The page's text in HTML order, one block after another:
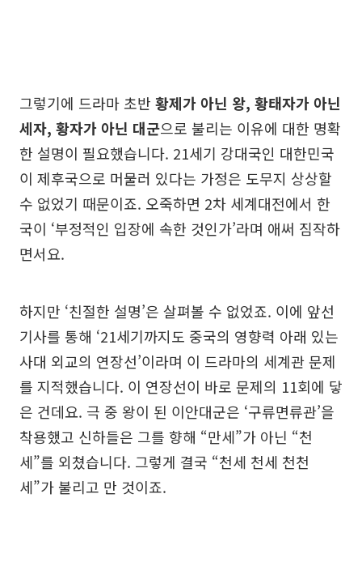
그렇기에 드라마 초반 황제가 아닌 왕, 황태자가 아닌
세자, 황자가 아닌 대군으로 불리는 이유에 대한 명확
한 설명이 필요했습니다. 21세기 강대국인 대한민국
이 제후국으로 머물러 있다는 가정은 도무지 상상할
수 없었기 때문이죠. 오죽하면 2차 세계대전에서 한
국이 ‘부정적인 입장에 속한 것인가’라며 애써 짐작하
면서요.
하지만 ‘친절한 설명’은 살펴볼 수 없었죠. 이에 앞선
기사를 통해 ‘21세기까지도 중국의 영향력 아래 있는
사대 외교의 연장선’이라며 이 드라마의 세계관 문제
를 지적했습니다. 이 연장선이 바로 문제의 11회에 닿
은 건데요. 극 중 왕이 된 이안대군은 ‘구류면류관’을
착용했고 신하들은 그를 향해 “만세”가 아닌 “천
세”를 외쳤습니다. 그렇게 결국 “천세 천세 천천
세”가 불리고 만 것이죠.